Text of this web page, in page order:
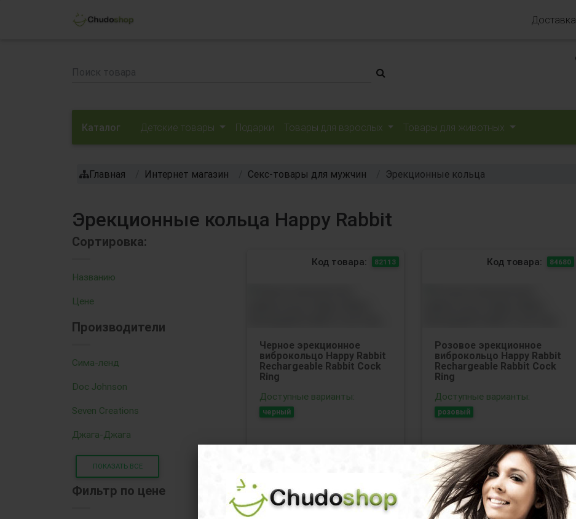
Доставка
Каталог Детские товары Подарки Товары для взрослых Товары для животных
Главная Интернет магазин Секс-товары для мужчин Эрекционные кольца
Эрекционные кольца Happy Rabbit
Сортировка:
Названию
Цене
Производители
Сима-ленд
Doc Johnson
Seven Creations
Джага-Джага
ПОКАЗАТЬ ВСЕ
Фильтр по цене
Код товара: 82113
Черное эрекционное
виброкольцо Happy Rabbit
Rechargeable Rabbit Cock
Ring
Доступные варианты:
черный
5940руб.
Код товара: 84680
Розовое эрекционное
виброкольцо Happy Rabbit
Rechargeable Rabbit Cock
Ring
Доступные варианты:
розовый
6970руб. нет в наличии